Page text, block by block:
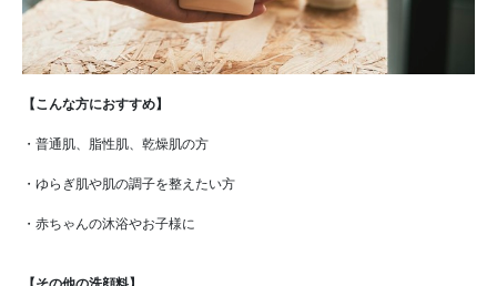
【こんな方におすすめ】
・普通肌、脂性肌、乾燥肌の方
・ゆらぎ肌や肌の調子を整えたい方
・赤ちゃんの沐浴やお子様に